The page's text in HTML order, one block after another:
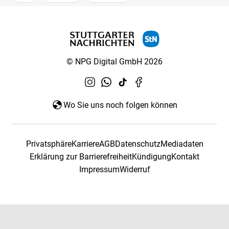
© NPG Digital GmbH 2026
Wo Sie uns noch folgen können
PrivatsphäreKarriereAGBDatenschutzMediadaten
Erklärung zur BarrierefreiheitKündigungKontakt
ImpressumWiderruf